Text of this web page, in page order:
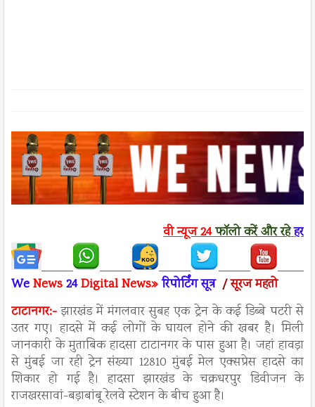
वी न्यूज24फॉलो करेंऔर रहेहर
WeNews24Digital News»रिपोर्टिंग सूत्र /सूरज महतो
टाटानगर:-झारखंड में मंगलवार सुबह एक ट्रेन के कई डिब्बे पटरी से
उतर गए। हादसे में कई लोगों के घायल होने की खबर है। मिली
जानकारी के मुताबिक हादसा टाटानगर के पास हुआ है। जहां हावड़ा
से मुंबई जा रही ट्रेन संख्या 12810 मुंबई मेल एक्सप्रेस हादसे का
शिकार हो गई है। हादसा झारखंड के चक्रधरपुर डिवीजन के
राजखरसावां-बड़ाबांबू रेलवे स्टेशन के बीच हुआ है।